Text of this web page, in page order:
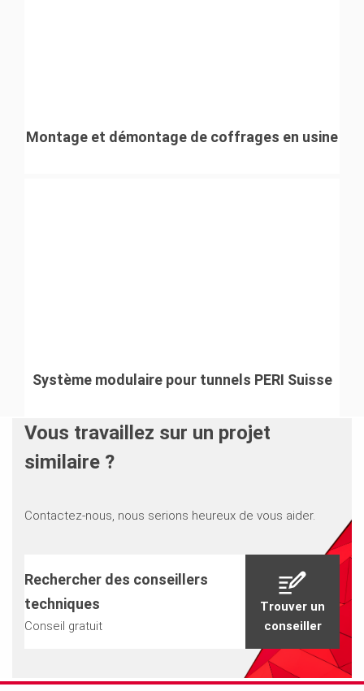
Montage et démontage de coffrages en usine
Système modulaire pour tunnels PERI Suisse
Vous travaillez sur un projet
similaire ?
Contactez-nous, nous serions heureux de vous aider.
Rechercher des conseillers
techniques
Conseil gratuit
Trouver un
conseiller